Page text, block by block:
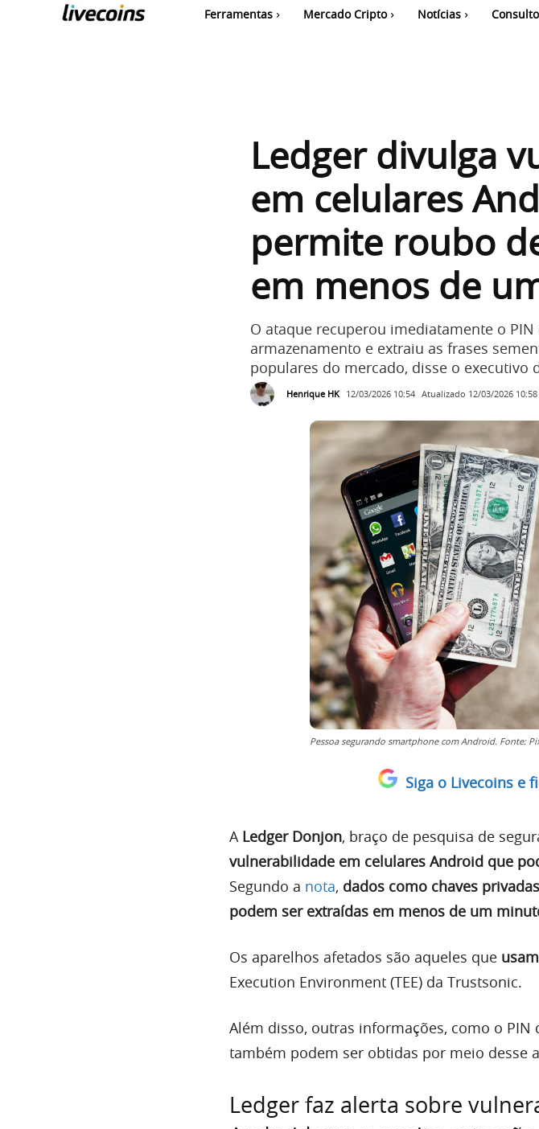
Ferramentas Mercado Cripto Notícias
Ledger divulga
em celulares
permite roubo
em menos de
O ataque recuperou imediatamente o
armazenamento e extraiu as frases
populares do mercado, disse o executivo
Henrique HK 12/03/2026 10:54 Atualizado 12/03/2026 10:58
Pessoa segurando smartphone com Android. Fonte:
Siga o Livecoins e
A Ledger Donjon, braço de pesquisa de
vulnerabilidade em celulares Android que
Segundo a nota, dados como chaves
podem ser extraídas em menos de um
Os aparelhos afetados são aqueles que
Execution Environment (TEE) da Trustsonic.
Além disso, outras informações, como o
também podem ser obtidas por meio desse
Ledger faz alerta sobre